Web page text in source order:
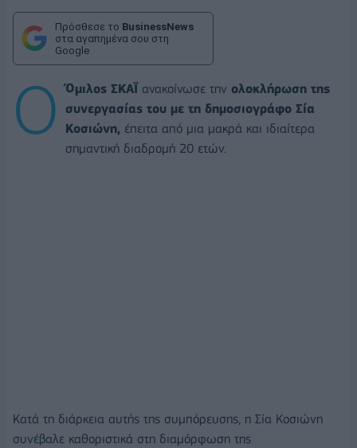
Πρόσθεσε το BusinessNews
στα αγαπημένα σου στη
Google
Ο Όμιλος ΣΚΑΪανακοίνωσε την ολοκλήρωση της
συνεργασίας του με τη δημοσιογράφο Σία
Κοσιώνη, έπειτα από μια μακρά και ιδιαίτερα
σημαντική διαδρομή 20 ετών.
Κατά τη διάρκεια αυτής της συμπόρευσης, η Σία Κοσιώνη
συνέβαλε καθοριστικά στη διαμόρφωση της